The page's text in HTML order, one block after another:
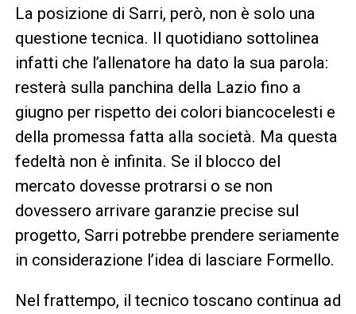
La posizione di Sarri, però, non è solo una
questione tecnica. Il quotidiano sottolinea
infatti che l’allenatore ha dato la sua parola:
resterà sulla panchina della Lazio fino a
giugno per rispetto dei colori biancocelesti e
della promessa fatta alla società. Ma questa
fedeltà non è infinita. Se il blocco del
mercato dovesse protrarsi o se non
dovessero arrivare garanzie precise sul
progetto, Sarri potrebbe prendere seriamente
in considerazione l’idea di lasciare Formello.
Nel frattempo, il tecnico toscano continua ad